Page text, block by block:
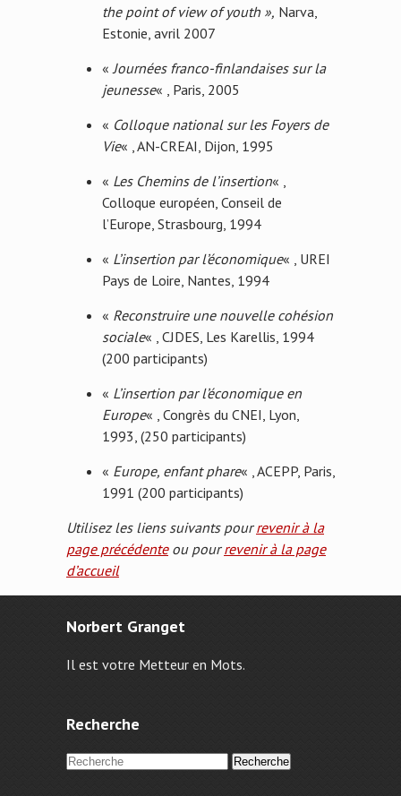
the point of view of youth », Narva,
Estonie, avril 2007
«Journées franco-finlandaises sur la
jeunesse« , Paris, 2005
« Colloque national sur les Foyers de
Vie« , AN-CREAI, Dijon, 1995
« Les Chemins de l’insertion« ,
Colloque européen, Conseil de
l’Europe, Strasbourg, 1994
« L’insertion par l’économique« , UREI
Pays de Loire, Nantes, 1994
« Reconstruire une nouvelle cohésion
sociale« , CJDES, Les Karellis, 1994
(200 participants)
« L’insertion par l’économique en
Europe« , Congrès du CNEI, Lyon,
1993, (250 participants)
« Europe, enfant phare« , ACEPP, Paris,
1991 (200 participants)
Utilisez les liens suivants pourrevenir à la
page précédente ou pourrevenir à la page
d’accueil
Norbert Granget
Il est votre Metteur en Mots.
Recherche